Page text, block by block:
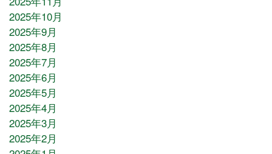
2025年10月
2025年9月
2025年8月
2025年7月
2025年6月
2025年5月
2025年4月
2025年3月
2025年2月